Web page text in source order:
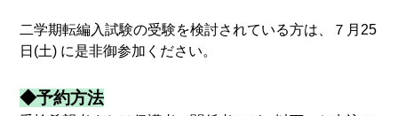
二学期転編入試験の受験を検討されている方は、７月25
日(土) に是非御参加ください。
◆予約方法